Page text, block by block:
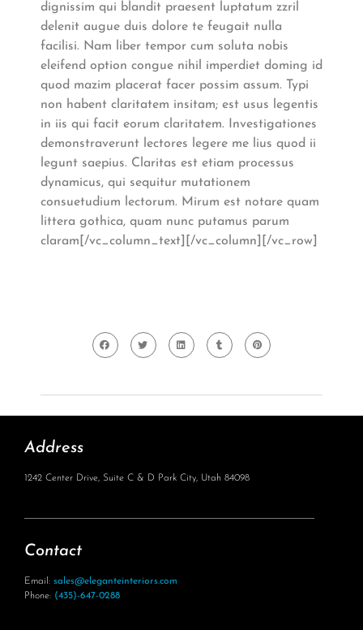
dignissim qui blandit praesent luptatum zzril
delenit augue duis dolore te feugait nulla
facilisi. Nam liber tempor cum soluta nobis
eleifend option congue nihil imperdiet doming id
quod mazim placerat facer possim assum. Typi
non habent claritatem insitam; est usus legentis
in iis qui facit eorum claritatem. Investigationes
demonstraverunt lectores legere me lius quod ii
legunt saepius. Claritas est etiam processus
dynamicus, qui sequitur mutationem
consuetudium lectorum. Mirum est notare quam
littera gothica, quam nunc putamus parum
claram[/vc_column_text][/vc_column][/vc_row]
Address
1242 Center Drive, Suite C & D Park City, Utah 84098
Contact
Email: sales@eleganteinteriors.com
Phone: (435)-647-0288